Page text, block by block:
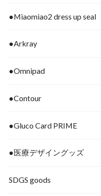
●Miaomiao2 dress up seal
●Arkray
●Omnipad
●Contour
●Gluco Card PRIME
●医療デザイングッズ
SDGS goods